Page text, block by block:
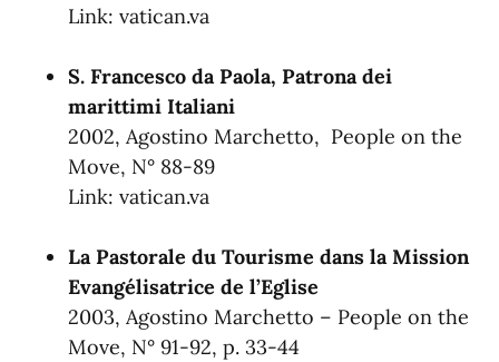
Link:vatican.va
S. Francesco da Paola, Patrona dei
marittimi Italiani
2002, Agostino Marchetto, People on the
Move, N° 88-89
Link:vatican.va
La Pastorale du Tourisme dans la Mission
Evangélisatrice de l’Eglise
2003, Agostino Marchetto – People on the
Move, N° 91-92, p. 33-44